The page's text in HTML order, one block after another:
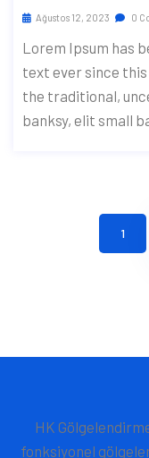
Ağustos 12, 2023 0
Lorem Ipsum has
text ever since this
the traditional,
banksy, elit small
1
HK
fonksiyonel